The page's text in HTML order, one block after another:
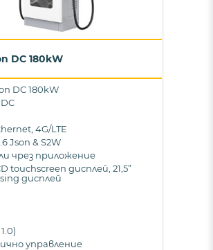
DC 180kW
DC 180kW
4G/LTE
Json & S2W
чрез приложение
touchscreen дисплей, 21,5”
дисплей
управление